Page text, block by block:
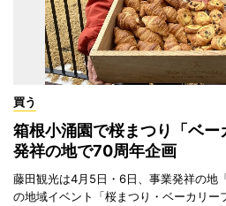
買う
箱根小涌園で桜まつり「ベ
発祥の地で70周年企画
藤田観光は4月5日・6日、事業発祥の地
の地域イベント「桜まつり・ベーカリー